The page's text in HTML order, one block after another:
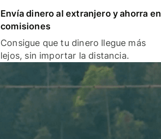
Envía dinero al extranjero y ahorra en
comisiones
Consigue que tu dinero llegue más
lejos, sin importar la distancia.